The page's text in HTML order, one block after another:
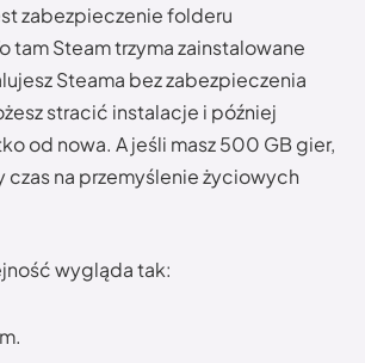
zabezpieczenie folderu
tam Steam trzyma zainstalowane
Steama bez zabezpieczenia
stracić instalacje i później
od nowa. A jeśli masz 500 GB gier,
na przemyślenie życiowych
wygląda tak: